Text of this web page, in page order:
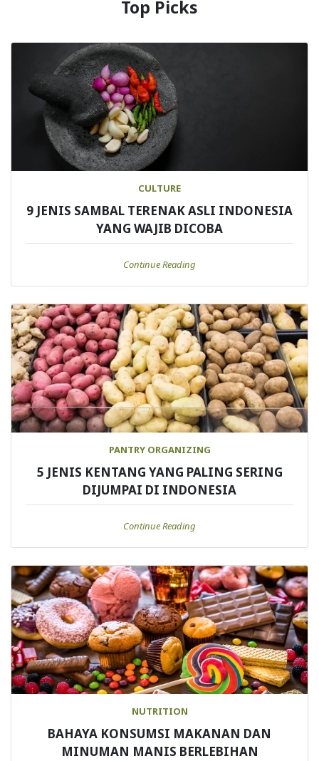
Top Picks
CULTURE
9 JENIS SAMBAL TERENAK ASLI INDONESIA
YANG WAJIB DICOBA
Continue Reading
PANTRY ORGANIZING
5 JENIS KENTANG YANG PALING SERING
DIJUMPAI DI INDONESIA
Continue Reading
NUTRITION
BAHAYA KONSUMSI MAKANAN DAN
MINUMAN MANIS BERLEBIHAN